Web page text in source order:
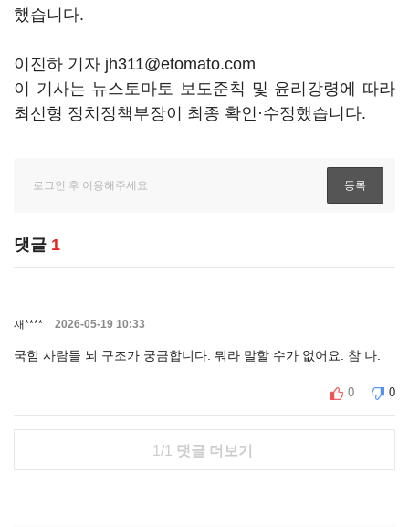
했습니다.
이진하 기자 jh311@etomato.com
이 기사는 뉴스토마토 보도준칙 및 윤리강령에 따라
최신형 정치정책부장이 최종 확인·수정했습니다.
댓글 1
재**** 2026-05-19 10:33
국힘 사람들 뇌 구조가 궁금합니다. 뭐라 말할 수가 없어요. 참 나.
0 0
1/1 댓글 더보기